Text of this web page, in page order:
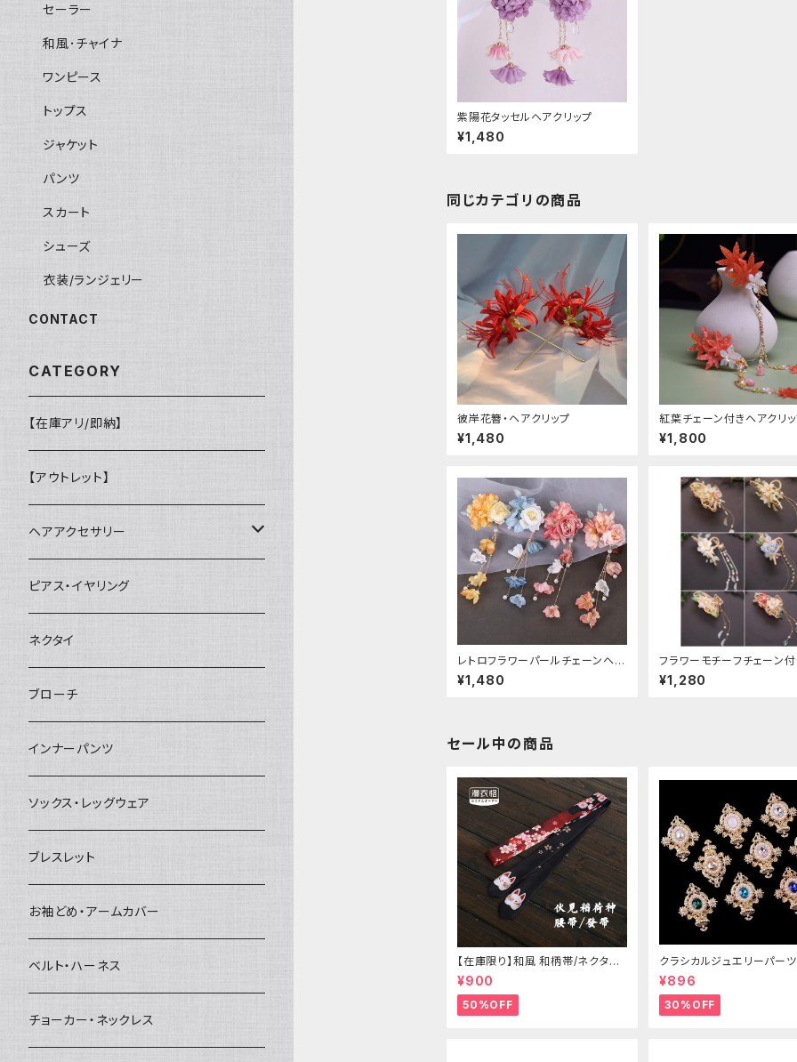
紫陽花タッセルヘアクリップ
¥1,480
同じカテゴリの商品
彼岸花簪・ヘアクリップ
¥1,480
紅葉チェーン付きヘアクリ
¥1,800
レトロフラワーパールチェーンヘア
クリップ
¥1,480
フラワーモチーフチェーン
クリップ
¥1,280
セール中の商品
【在庫限り】和風 和柄帯/ネクタイ/
リボン（狐面/金魚
¥900
50%OFF
クラシカルジュエリーパーツ
¥896
30%OFF
セーラー
和風･チャイナ
ワンピース
トップス
ジャケット
パンツ
スカート
シューズ
衣装/ランジェリー
CONTACT
CATEGORY
【在庫アリ/即納】
【アウトレット】
ヘアアクセサリー
ヘアクリップ
ヘッドドレス・カチューシャ
ヘアゴム
簪
ピアス・イヤリング
ネクタイ
ブローチ
インナーパンツ
ソックス・レッグウェア
ブレスレット
お袖どめ・アームカバー
ベルト・ハーネス
チョーカー・ネックレス